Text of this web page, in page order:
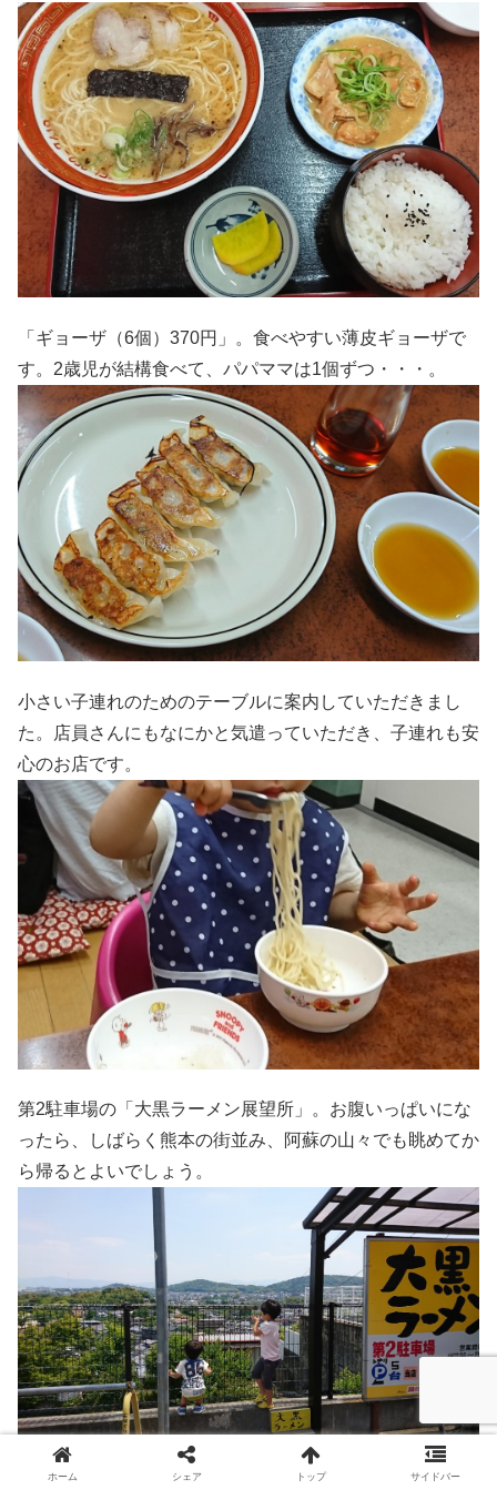
「ギョーザ（6個）370円」。食べやすい薄皮ギョーザで
す。2歳児が結構食べて、パパママは1個ずつ・・・。
小さい子連れのためのテーブルに案内していただきまし
た。店員さんにもなにかと気遣っていただき、子連れも安
心のお店です。
第2駐車場の「大黒ラーメン展望所」。お腹いっぱいにな
ったら、しばらく熊本の街並み、阿蘇の山々でも眺めてか
ら帰るとよいでしょう。
ホーム シェア トップ サイドバー